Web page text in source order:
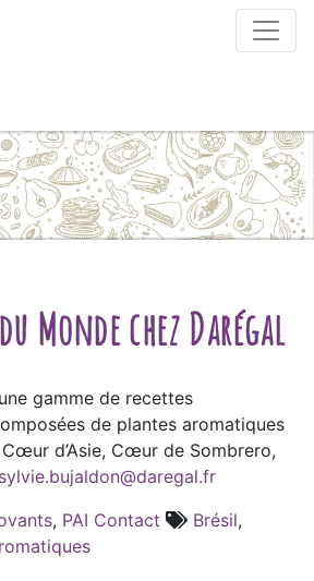
Monde chez Darégal
gamme de recettes
de plantes aromatiques
d’Asie, Cœur de Sombrero,
sylvie.bujaldon@daregal.fr
, PAI Contact Brésil,